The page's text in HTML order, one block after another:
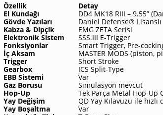
Özellik
Detay
El Kundağı
DD4 MK18 RIII – 9.55”
Gövde Yazıları
Daniel Defense® Lisanslı
Kabza & Dipçik
EMG ZETA Serisi
Elektronik Sistem
SSS.III E-Trigger
Fonksiyonlar
Smart Trigger, Pre-
İç Aksam
MASTER MODS (piston,
Trigger
Short Stroke
Gearbox
ICS Split-Type
EBB Sistemi
Var
Gaz Borusu
Simülasyon mevcut
Hop-Up
Tek Parça Metal Hop-Up
Yay Değişim
QD Yay Kılavuzu ile hızlı
Yay Boşaltma
Var